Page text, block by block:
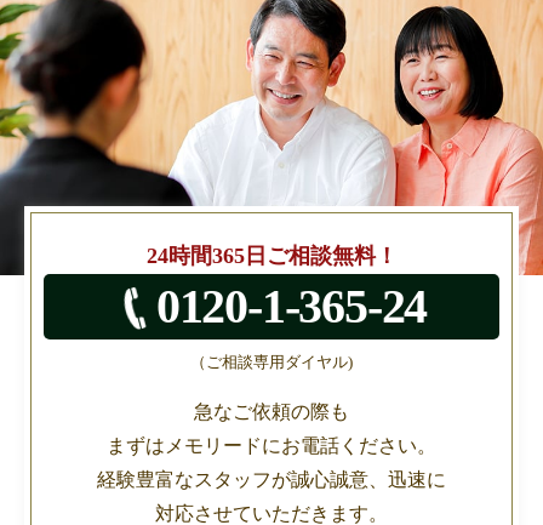
お
急
ぎ
の
24時間365日ご相談無料！
0120-1-365-24
（ご相談専用ダイヤル)
急なご依頼の際も
まずはメモリードにお電話ください。
経験豊富なスタッフが誠心誠意、迅速に
対応させていただきます。